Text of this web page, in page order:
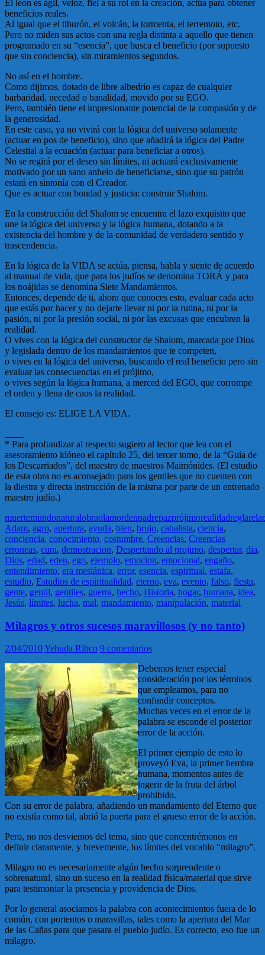
El león es ágil, veloz, fiel a su rol en la creación, actúa para obtener
beneficios reales.
Al igual que el tiburón, el volcán, la tormenta, el terremoto, etc.
Pero no miden sus actos con una regla distinta a aquello que tienen
programado en su “esencia”, que busca el beneficio (por supuesto
que sin conciencia), sin miramientos segundos.
No así en el hombre.
Como dijimos, dotado de libre albedrío es capaz de cualquier
barbaridad, necedad o banalidad, movido por su EGO.
Pero, también tiene el impresionante potencial de la compasión y de
la generosidad.
En este caso, ya no vivirá con la lógica del universo solamente
(actuar en pos de beneficio), sino que añadirá la lógica del Padre
Celestial a la ecuación (actuar para beneficiar a otros).
No se regirá por el deseo sin límites, ni actuará exclusivamente
motivado por un sano anhelo de beneficiarse, sino que su patrón
estará en sintonía con el Creador.
Que es actuar con bondad y justicia: construir Shalom.
En la construcción del Shalom se encuentra el lazo exquisito que
une la lógica del universo y la lógica humana, dotando a la
existencia del hombre y de la comunidad de verdadero sentido y
trascendencia.
En la lógica de la VIDA se actúa, piensa, habla y siente de acuerdo
al manual de vida, que para los judíos se denomina TORÁ y para
los noájidas se denomina Siete Mandamientos.
Entonces, depende de ti, ahora que conoces esto, evaluar cada acto
que estás por hacer y no dejarte llevar ni por la rutina, ni por la
pasión, ni por la presión social, ni por las excusas que encubren la
realidad.
O vives con la lógica del constructor de Shalom, marcada por Dios
y legislada dentro de los mandamientos que te competen,
o vives en la lógica del universo, buscando el real beneficio pero sin
evaluar las consecuencias en el prójimo,
o vives según la lógica humana, a merced del EGO, que corrompe
el orden y llena de caos la realidad.
El consejo es: ELIGE LA VIDA.
* Para profundizar al respecto sugiero al lector que lea con el
asesoramiento idóneo el capítulo 25, del tercer tomo, de la “Guía de
los Descarriados”, del maestro de maestros Maimónides. (El estudio
de esta obra no es aconsejado para los gentiles que no cuenten con
la diestra y directa instrucción de la misma por parte de un entrenado
maestro judío.)
muertemundonaturalobraolamordenpadrepazprójimorealidadregla
Adam, agro, apertura, ayuda, bien, brujo, cabalista, ciencia,
conciencia, conocimiento, costumbre, Creencias, Creencias
erroneas, cura, demostracion, Despertando al projimo, despertar, dia,
Dios, edad, eden, ego, ejemplo, emocion, emocional, engaño,
entendimiento, era mesiánica, error, esencia, espiritual, estafa,
estudio, Estudios de espiritualidad, eterno, eva, evento, falso, fiesta,
gente, gentil, gentiles, guerra, hecho, Historia, hogar, humana, idea,
Jesús, límites, lucha, mal, mandamiento, manipulación, material
Milagros y otros sucesos maravillosos (y no tanto)
2/04/2010Yehuda Ribco 9 comentarios
Debemos tener especial
consideración por los términos
que empleamos, para no
confundir conceptos.
Muchas veces en el error de la
palabra se esconde el posterior
error de la acción.
El primer ejemplo de esto lo
proveyó Eva, la primer hembra
humana, momentos antes de
ingerir de la fruta del árbol
prohibido.
Con su error de palabra, añadiendo un mandamiento del Eterno que
no existía como tal, abrió la puerta para el grueso error de la acción.
Pero, no nos desviemos del tema, sino que concentrémonos en
definir claramente, y brevemente, los límites del vocablo “milagro”.
Milagro no es necesariamente algún hecho sorprendente o
sobrenatural, sino un suceso en la realidad física/material que sirve
para testimoniar la presencia y providencia de Dios.
Por lo general asociamos la palabra con acontecimientos fuera de lo
común, con portentos o maravillas, tales como la apertura del Mar
de las Cañas para que pasara el pueblo judío. Es correcto, eso fue un
milagro.